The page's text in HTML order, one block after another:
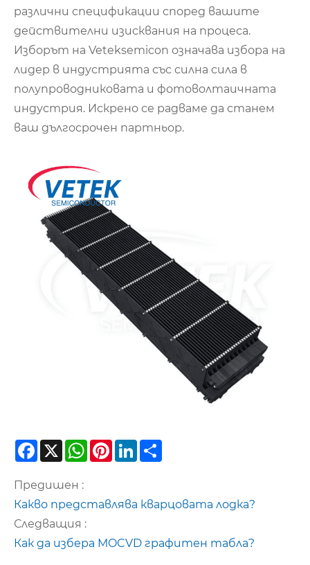
различни спецификации според вашите
действителни изисквания на процеса.
Изборът на Veteksemicon означава избора на
лидер в индустрията със силна сила в
полупроводниковата и фотоволтаичната
индустрия. Искрено се радваме да станем
ваш дългосрочен партньор.
Facebook
X WhatsApp
PinterestLinkedIn
Предишен :
Какво представлява кварцовата лодка?
Следващия :
Как да избера MOCVD графитен табла?